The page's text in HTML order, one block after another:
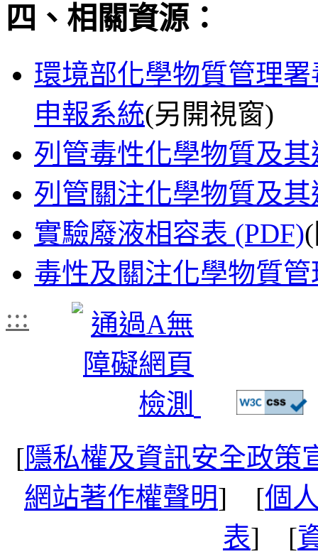
四、相關資源：
環境部化學物質管理
申報系統(另開視窗)
列管毒性化學物質及
列管關注化學物質及
實驗廢液相容表 (PDF)
毒性及關注化學物質
:::
[隱私權及資訊安全政策
網站著作權聲明] [個
表] [